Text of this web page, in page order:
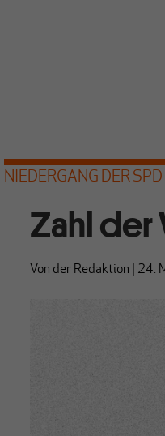
NIEDERGANG DER SPD
Zahl
Von der Redaktion 24.